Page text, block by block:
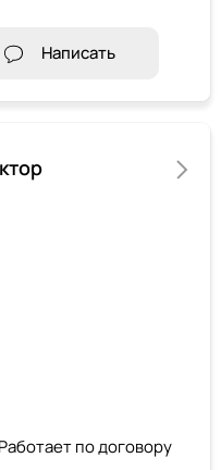
Написать
Работает по договору